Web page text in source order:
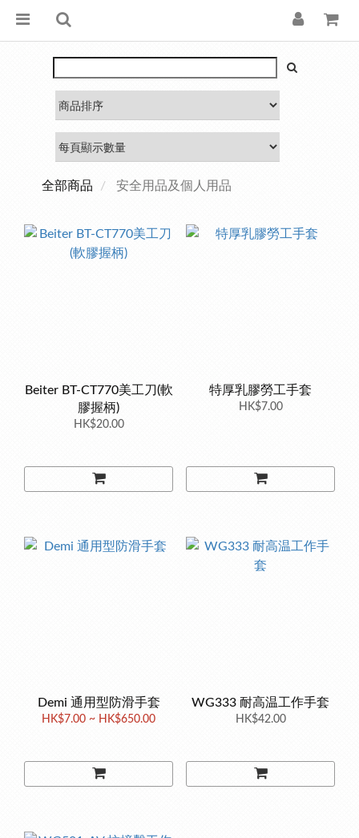
全部商品 安全用品及個人用品
Beiter BT-CT770美工刀(軟
膠握柄)
HK$20.00
特厚乳膠勞工手套
HK$7.00
Demi 通用型防滑手套
HK$7.00 ~ HK$650.00
WG333 耐高温工作手套
HK$42.00